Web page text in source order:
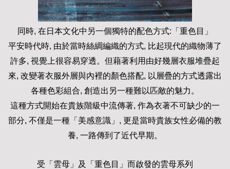
同時, 在日本文化中另一個獨特的配色方式:「重色目」
平安時代時, 由於當時絲綢編織的方式, 比起現代的織物薄了
許多, 視覺上很容易穿透。但藉著利用由好幾層衣服堆疊起
來, 改變著衣服外層與內裡的顏色搭配, 以層疊的方式透露出
各種色彩組合, 創造出另一種難以匹敵的魅力。
這種方式開始在貴族階級中流傳著, 作為衣著不可缺少的一
部分, 不僅是一種「美感意識」, 更是當時貴族女性必備的教
養, 一路傳到了近代早期。
受「雲母」及「重色目」而啟發的雲母系列